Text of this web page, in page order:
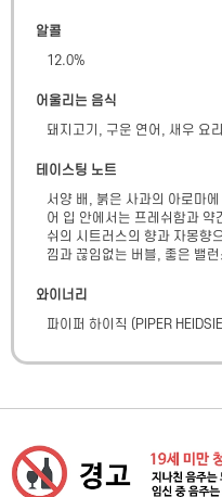
알콜
12.0%
어울리는 음식
돼지고기, 구운 연어, 새우 요
테이스팅 노트
서양 배, 붉은 사과의 아로마
어 입 안에서는 프레쉬함과 약
쉬의 시트러스의 향과 자몽향
낌과 끊임없는 버블, 좋은 밸
와이너리
파이퍼 하이직 ( PIPER